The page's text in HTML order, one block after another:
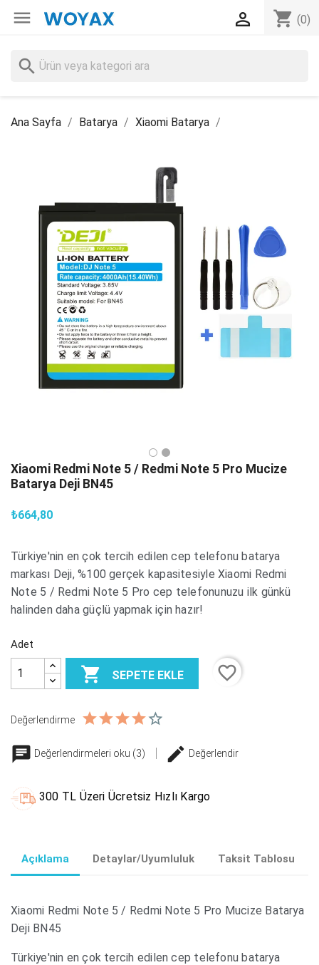
 shopping_cart (0)

search
Ana Sayfa Batarya Xiaomi Batarya
Xiaomi Redmi Note 5 / Redmi Note 5 Pro Mucize
Batarya Deji BN45
₺664,80
Türkiye'nin en çok tercih edilen cep telefonu batarya
markası Deji, %100 gerçek kapasitesiyle Xiaomi Redmi
Note 5 / Redmi Note 5 Pro cep telefonunuzu ilk günkü
halinden daha güçlü yapmak için hazır!
Adet
 SEPETE EKLE favorite_border
Değerlendirme
Değerlendirmeleri oku (3) Değerlendir
300 TL Üzeri Ücretsiz Hızlı Kargo
Açıklama Detaylar/Uyumluluk Taksit Tablosu
Xiaomi Redmi Note 5 / Redmi Note 5 Pro Mucize Batarya
Deji BN45
Türkiye'nin en çok tercih edilen cep telefonu batarya